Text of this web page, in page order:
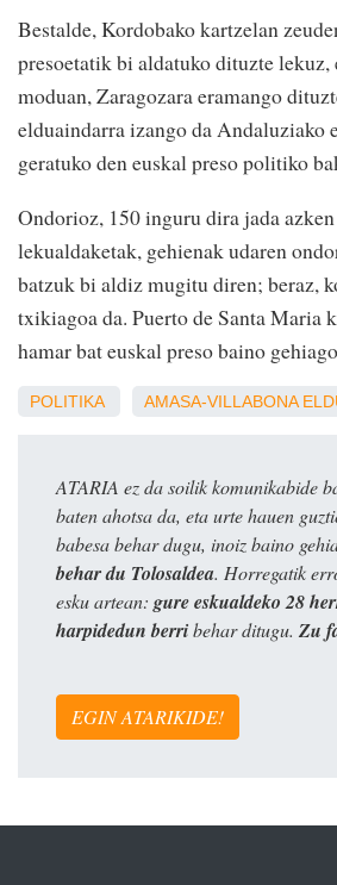
Bestalde, Kordobako kartzelan
presoetatik bi aldatuko dituzte lekuz,
moduan, Zaragozara eramango
elduaindarra izango da Andaluziako
geratuko den euskal preso politiko
Ondorioz, 150 inguru dira jada
lekualdaketak, gehienak udaren
batzuk bi aldiz mugitu diren; beraz,
txikiagoa da. Puerto de Santa Maria
hamar bat euskal preso baino
POLITIKA AMASA-VILLABONA
ATARIA ez da soilik komunikabide
baten ahotsa da, eta urte hauen
babesa behar dugu, inoiz baino
behar du Tolosaldea. Horregatik
esku artean: gure eskualdeko 28
harpidedun berribehar ditugu. Zu
EGIN ATARIKIDE!